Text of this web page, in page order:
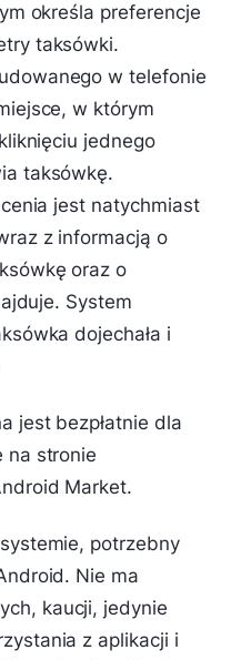
określa preferencje
taksówki.
w telefonie
w którym
jednego
taksówkę.
jest natychmiast
z informacją o
oraz o
System
dojechała i
jest bezpłatnie dla
na stronie
Market.
potrzebny
Nie ma
kaucji, jedynie
z aplikacji i